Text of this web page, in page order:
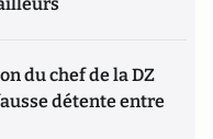
du chef de la DZ
détente entre